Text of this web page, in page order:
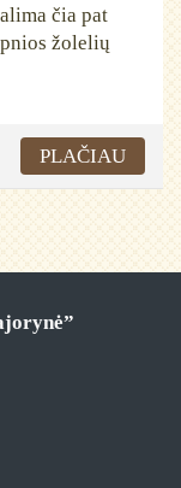
čia pat
žolelių
PLAČIAU